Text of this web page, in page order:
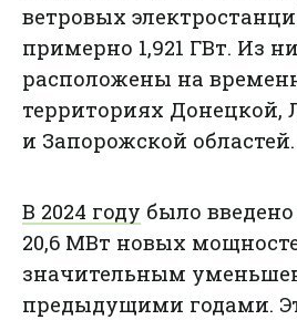
ветровых
примерно 1,921 ГВт. Из
расположены на
территориях Донецкой,
и Запорожской областей.
В 2024 году было
20,6 МВт новых
значительным
предыдущими годами.